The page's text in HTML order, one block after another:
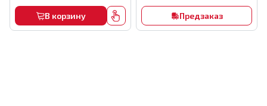
В корзину Предзаказ